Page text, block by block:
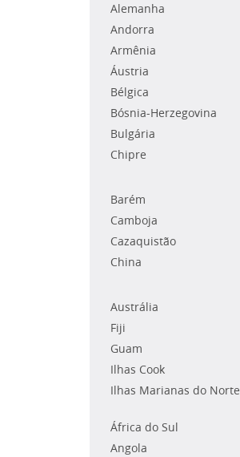
Alemanha
Andorra
Armênia
Áustria
Bélgica
Bósnia-Herzegovina
Bulgária
Chipre
Barém
Camboja
Cazaquistão
China
Austrália
Fiji
Guam
Ilhas Cook
Ilhas Marianas do Norte
África do Sul
Angola